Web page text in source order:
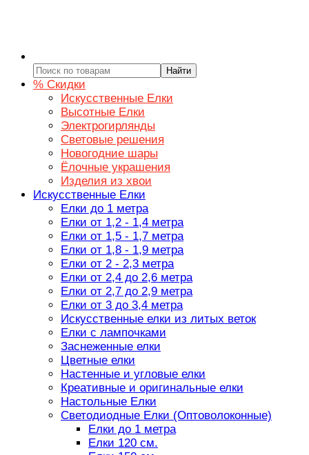
Найти
% Скидки
Искусственные Елки
Высотные Елки
Электрогирлянды
Световые решения
Новогодние шары
Ёлочные украшения
Изделия из хвои
Искусственные Елки
Елки до 1 метра
Елки от 1,2 - 1,4 метра
Елки от 1,5 - 1,7 метра
Елки от 1,8 - 1,9 метра
Елки от 2 - 2,3 метра
Елки от 2,4 до 2,6 метра
Елки от 2,7 до 2,9 метра
Елки от 3 до 3,4 метра
Искусственные елки из литых веток
Елки с лампочками
Заснеженные елки
Цветные елки
Настенные и угловые елки
Креативные и оригинальные елки
Настольные Елки
Светодиодные Елки (Оптоволоконные)
Елки до 1 метра
Елки 120 см.